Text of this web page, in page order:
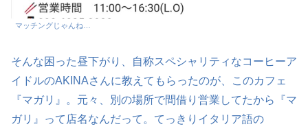
マッチングじゃんね…
そんな困った昼下がり、自称スペシャリティなコーヒーア
イドルのAKINAさんに教えてもらったのが、このカフェ
『マガリ』。元々、別の場所で間借り営業してたから『マ
ガリ』って店名なんだって。てっきりイタリア語の